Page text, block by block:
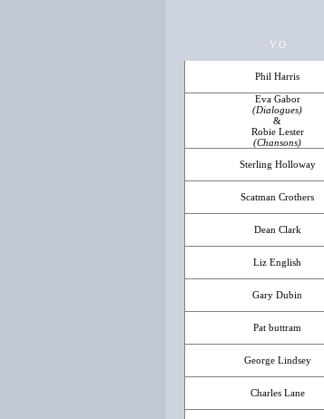
V.O
Phil Harris
Eva Gabor
(Dialogues)
&
Robie Lester
(Chansons)
Sterling Holloway
Scatman Crothers
Dean Clark
Liz English
Gary Dubin
Pat buttram
George Lindsey
Charles Lane